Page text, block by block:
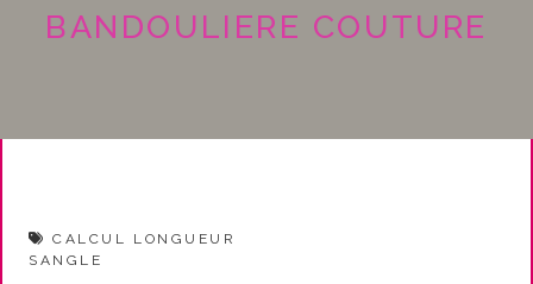
BANDOULIERE COUTURE
CALCUL LONGUEUR
SANGLE